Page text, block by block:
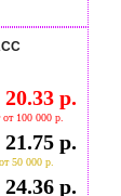
р.
100 000 р.
р.
50 000 р.
р.